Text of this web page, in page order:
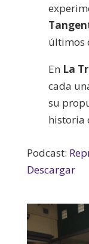
últimos
En La
cada
su
historia
Podcast:
Descargar